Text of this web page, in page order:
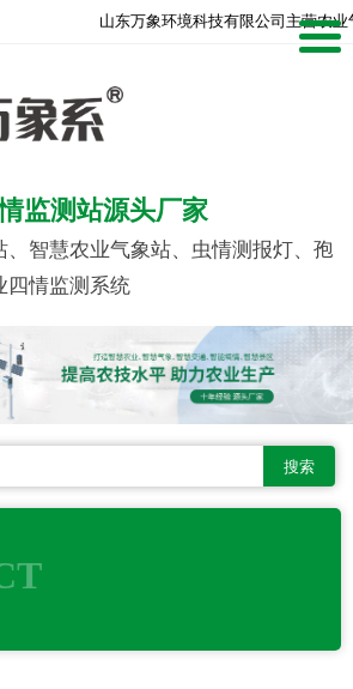
山东万象环境科技有限公司主营农
监测站源头厂家
、智慧农业气象站、虫情测报灯、孢
四情监测系统
搜索